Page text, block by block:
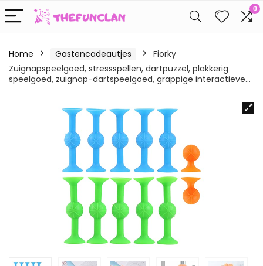
0
Home Gastencadeautjes
Fiorky
Zuignapspeelgoed, stressspellen, dartpuzzel, plakkerig
speelgoed, zuignap-dartspeelgoed, grappige interactieve…